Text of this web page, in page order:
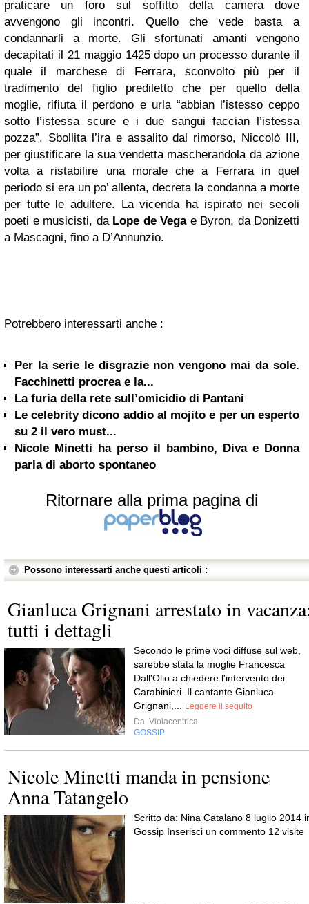
praticare un foro sul soffitto della camera dove
avvengono gli incontri. Quello che vede basta a
condannarli a morte. Gli sfortunati amanti vengono
decapitati il 21 maggio 1425 dopo un processo durante il
quale il marchese di Ferrara, sconvolto più per il
tradimento del figlio prediletto che per quello della
moglie, rifiuta il perdono e urla “abbian l’istesso ceppo
sotto l’istessa scure e i due sangui faccian l’istessa
pozza”. Sbollita l’ira e assalito dal rimorso, Niccolò III,
per giustificare la sua vendetta mascherandola da azione
volta a ristabilire una morale che a Ferrara in quel
periodo si era un po’ allenta, decreta la condanna a morte
per tutte le adultere. La vicenda ha ispirato nei secoli
poeti e musicisti, da Lope de Vegae Byron, da Donizetti
a Mascagni, fino a D’Annunzio.
Potrebbero interessarti anche :
Per la serie le disgrazie non vengono mai da sole.
Facchinetti procrea e la...
La furia della rete sull’omicidio di Pantani
Le celebrity dicono addio al mojito e per un esperto
su 2 il vero must...
Nicole Minetti ha perso il bambino, Diva e Donna
parla di aborto spontaneo
Ritornare alla prima pagina di
Possono interessarti anche questi articoli :
Gianluca Grignani arrestato in
tutti i dettagli
Secondo le prime voci diffuse sul web,
sarebbe stata la moglie Francesca
Dall'Olio a chiedere l'intervento dei
Carabinieri. Il cantante Gianluca
Grignani,...
Leggere il seguito
Da Violacentrica
GOSSIP
Nicole Minetti manda in pensione
Anna Tatangelo
Scritto da: Nina Catalano 8 luglio 2014
Gossip Inserisci un commento 12 visite